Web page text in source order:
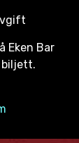
Eken Bar